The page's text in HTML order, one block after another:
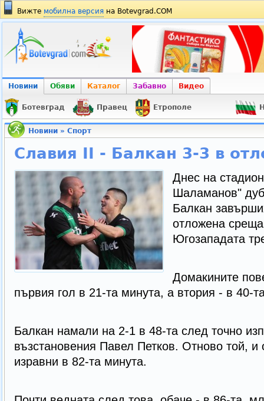
Вижте мобилна версия на Botevgrad.COM
Новини Обяви Каталог Забавно Видео
Ботевград Правец Етрополе
Новини» Спорт
Славия II - Балкан 3-3 в
Днес на
Шаламанов"
Балкан
отложена
Югозападата
Домакините
първия гол в 21-та минута, а втория - в 40-
Балкан намали на 2-1 в 48-та след точно
възстановения Павел Петков. Отново той, и
изравни в 82-та минута.